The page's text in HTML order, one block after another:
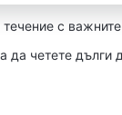
с
да четете дълги